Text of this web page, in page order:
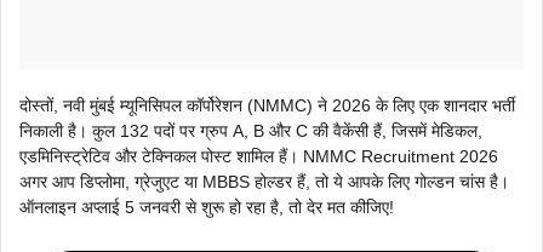
दोस्तों, नवी मुंबई म्यूनिसिपल कॉर्पोरेशन (NMMC) ने 2026 के लिए एक शानदार भर्ती
निकाली है। कुल 132 पदों पर ग्रुप A, B और C की वैकेंसी हैं, जिसमें मेडिकल,
एडमिनिस्ट्रेटिव और टेक्निकल पोस्ट शामिल हैं। NMMC Recruitment 2026
अगर आप डिप्लोमा, ग्रेजुएट या MBBS होल्डर हैं, तो ये आपके लिए गोल्डन चांस है।
ऑनलाइन अप्लाई 5 जनवरी से शुरू हो रहा है, तो देर मत कीजिए!